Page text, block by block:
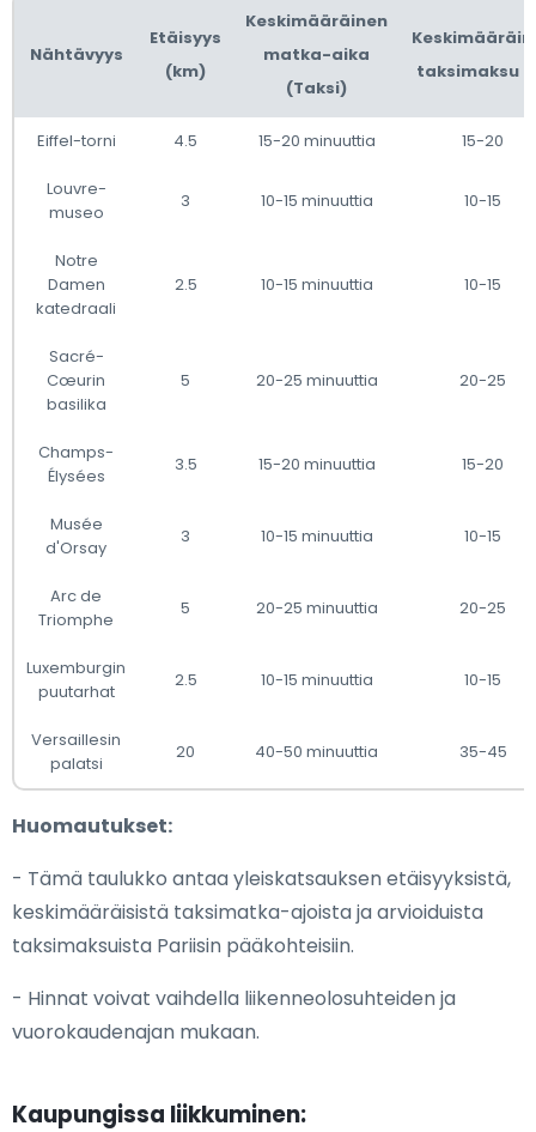
Nähtävyys
Etäisyys
(km)
Keskimääräinen
matka-aika
(Taksi)
taksimaksu
Eiffel-torni 4.5 15-20 minuuttia 15-20
Louvre-
museo
3 10-15 minuuttia 10-15
Notre
Damen
katedraali
2.5 10-15 minuuttia 10-15
Sacré-
Cœurin
basilika
5 20-25 minuuttia 20-25
Champs-
Élysées
3.5 15-20 minuuttia 15-20
Musée
d'Orsay
3 10-15 minuuttia 10-15
Arc de
Triomphe
5 20-25 minuuttia 20-25
Luxemburgin
puutarhat
2.5 10-15 minuuttia 10-15
Versaillesin
palatsi
20 40-50 minuuttia 35-45
Huomautukset:
- Tämä taulukko antaa yleiskatsauksen etäisyyksistä,
keskimääräisistä taksimatka-ajoista ja arvioiduista
taksimaksuista Pariisin pääkohteisiin.
- Hinnat voivat vaihdella liikenneolosuhteiden ja
vuorokaudenajan mukaan.
Kaupungissa liikkuminen: